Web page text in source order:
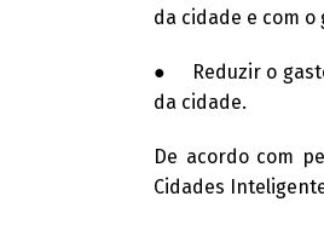
da cidade e com o
● Reduzir o
da cidade.
De acordo com
Cidades